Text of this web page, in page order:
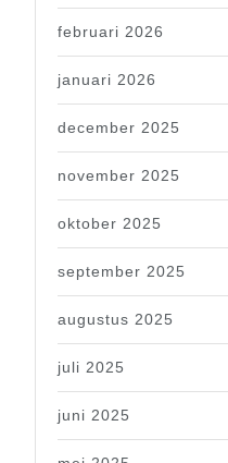
februari 2026
januari 2026
december 2025
november 2025
oktober 2025
september 2025
augustus 2025
juli 2025
juni 2025